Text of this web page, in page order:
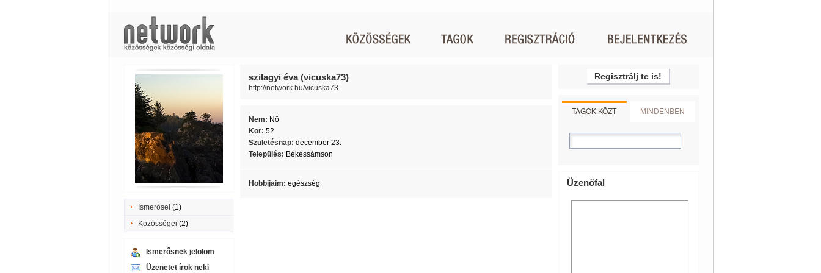
Ismerősei (1)
Közösségei (2)
Ismerősnek jelölöm
Üzenetet írok neki
szilagyi éva (vicuska73)
http://network.hu/vicuska73
Nem: Nő
Kor: 52
Születésnap: december 23.
Település: Békéssámson
Hobbijaim: egészség
Regisztrálj te is!
TAGOK KÖZT MINDENBEN
Üzenőfal